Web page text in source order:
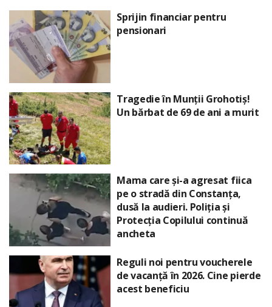
Sprijin financiar pentru
pensionari
Tragedie în Munții Grohotiș!
Un bărbat de 69 de ani a murit
Mama care și-a agresat fiica
pe o stradă din Constanța,
dusă la audieri. Poliția și
Protecția Copilului continuă
ancheta
Reguli noi pentru voucherele
de vacanță în 2026. Cine pierde
acest beneficiu